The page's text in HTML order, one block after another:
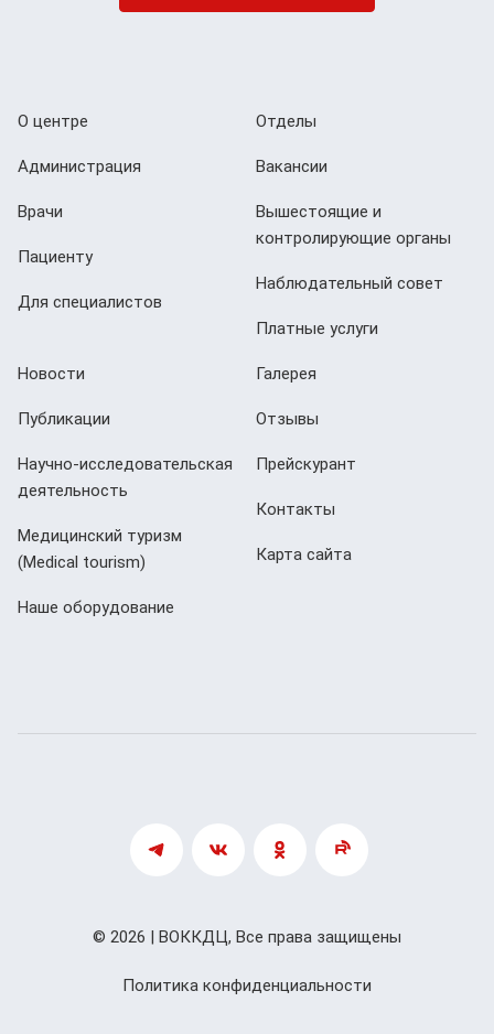
О центре
Администрация
Врачи
Пациенту
Для специалистов
Отделы
Вакансии
Вышестоящие и
контролирующие органы
Наблюдательный совет
Платные услуги
Новости
Публикации
Научно-исследовательская
деятельность
Медицинский туризм
(Мedical tourism)
Наше оборудование
Галерея
Отзывы
Прейскурант
Контакты
Карта сайта
Политика конфиденциальности
© 2026 | ВОККДЦ, Все права защищены